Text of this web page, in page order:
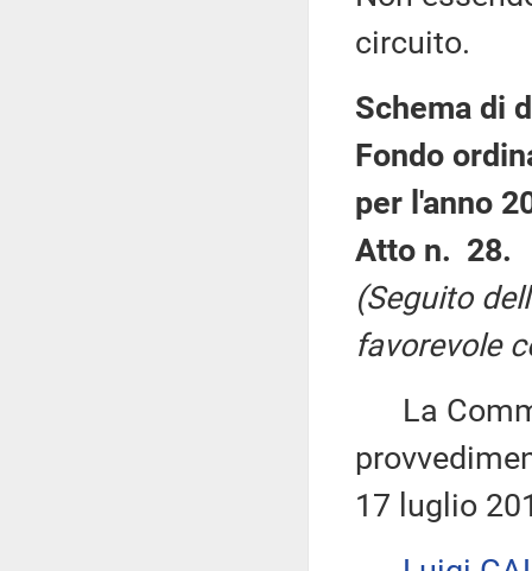
circuito.
Schema di
Fondo
per l'anno
Atto n. 28.
(Seguito
favorevole
La
17 luglio